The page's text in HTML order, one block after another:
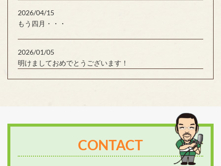
2026/04/15
もう四月・・・
2026/01/05
明けましておめでとうございます！
CONTACT